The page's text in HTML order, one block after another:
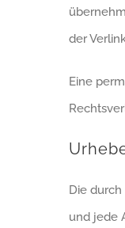
der
Eine
Die
und jede